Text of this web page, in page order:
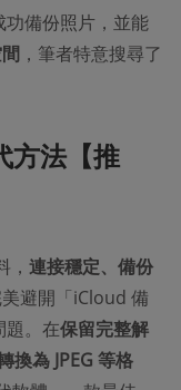
備份照片，並能
，筆者特意搜尋了
方法【推
， 連接穩定、備份
美避開「iCloud 備
題。在保留完整解
換為 JPEG 等格